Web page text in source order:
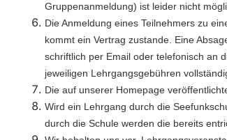
Gruppenanmeldung) ist leider nicht
Die Anmeldung eines Teilnehmers zu
kommt ein Vertrag zustande. Eine
schriftlich per Email oder telefonisch an
jeweiligen Lehrgangsgebühren
Die auf unserer Homepage
Wird ein Lehrgang durch die
durch die Schule werden die bereits